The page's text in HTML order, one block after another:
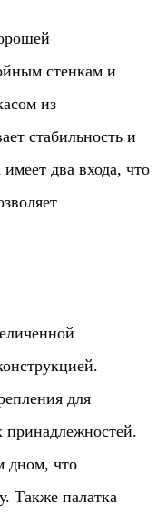
стенкам и
из
стабильность и
два входа, что
для
дном, что
Также палатка